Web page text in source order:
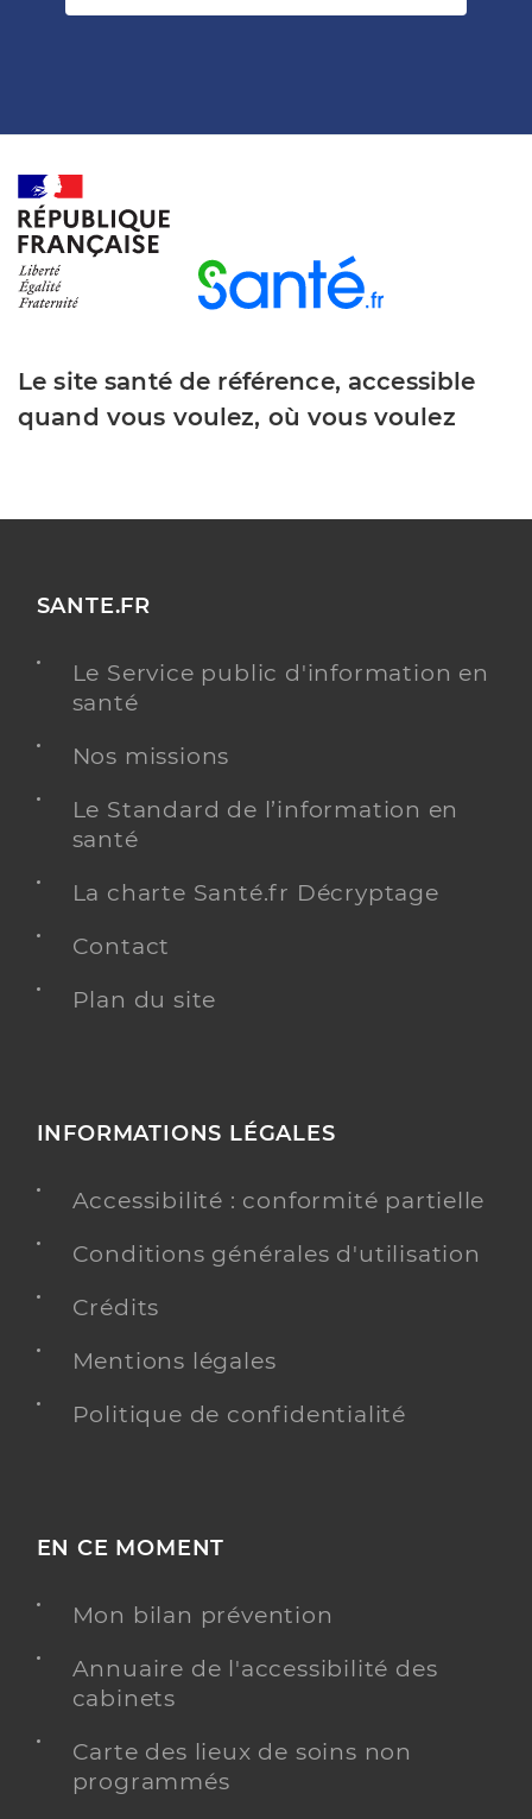
Le site santé de référence, accessible
quand vous voulez, où vous voulez
SANTE.FR
Le Service public d'information en
santé
Nos missions
Le Standard de l’information en
santé
La charte Santé.fr Décryptage
Contact
Plan du site
INFORMATIONS LÉGALES
Accessibilité : conformité partielle
Conditions générales d'utilisation
Crédits
Mentions légales
Politique de confidentialité
EN CE MOMENT
Mon bilan prévention
Annuaire de l'accessibilité des
cabinets
Carte des lieux de soins non
programmés